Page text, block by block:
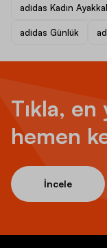
adidas Kadın
adidas Günlük
Tıkla,
hemen
İncele